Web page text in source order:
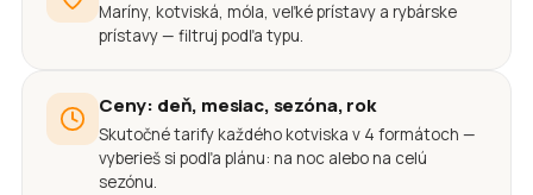
Maríny, kotviská, móla, veľké prístavy a rybárske
prístavy — filtruj podľa typu.
Ceny: deň, mesiac, sezóna, rok
Skutočné tarify každého kotviska v 4 formátoch —
vyberieš si podľa plánu: na noc alebo na celú
sezónu.